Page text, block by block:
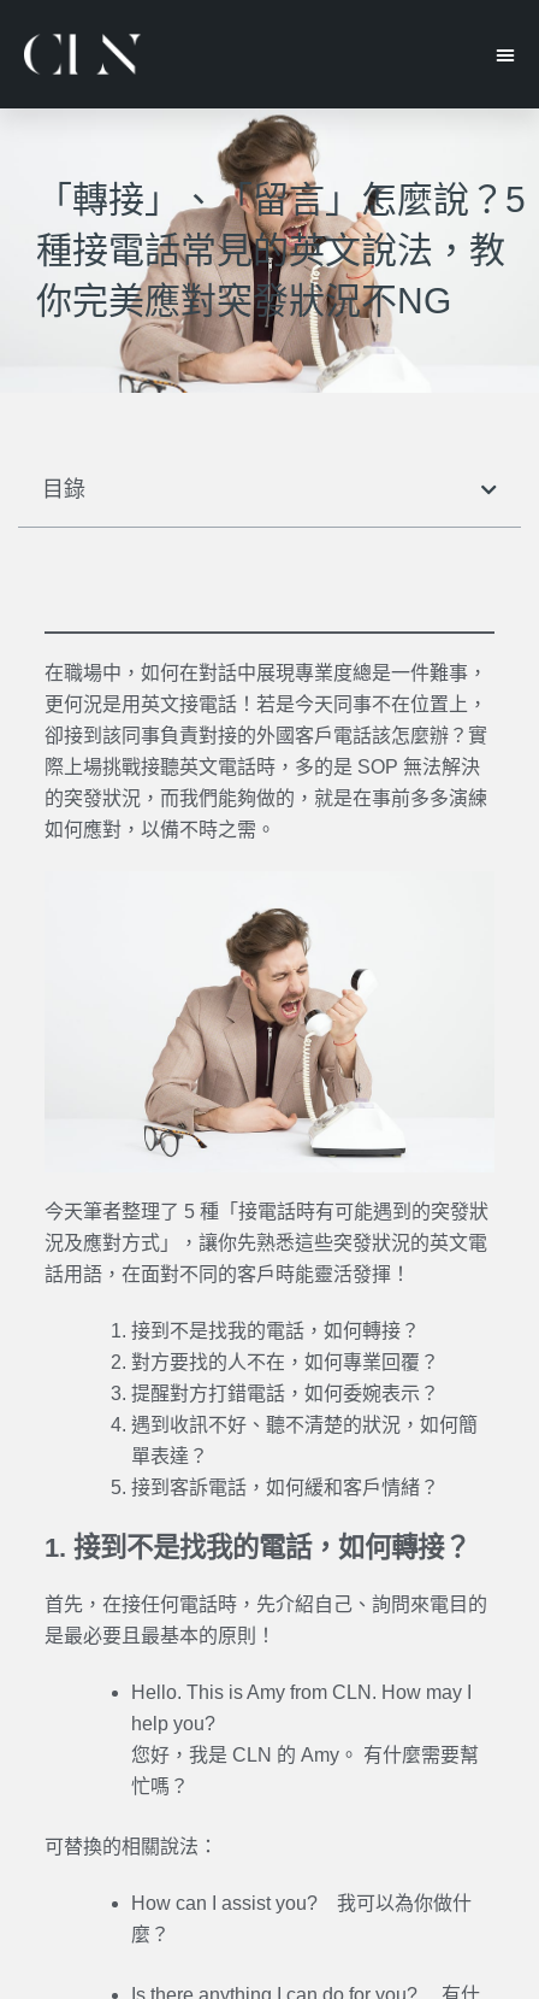
「轉接」、「留言」怎麼說？5
種接電話常見的英文說法，教
你完美應對突發狀況不NG
目錄
在職場中，如何在對話中展現專業度總是一件難事，
更何況是用英文接電話！若是今天同事不在位置上，
卻接到該同事負責對接的外國客戶電話該怎麼辦？實
際上場挑戰接聽英文電話時，多的是 SOP 無法解決
的突發狀況，而我們能夠做的，就是在事前多多演練
如何應對，以備不時之需。
今天筆者整理了 5 種「接電話時有可能遇到的突發狀
況及應對方式」，讓你先熟悉這些突發狀況的英文電
話用語，在面對不同的客戶時能靈活發揮！
接到不是找我的電話，如何轉接？
對方要找的人不在，如何專業回覆？
提醒對方打錯電話，如何委婉表示？
遇到收訊不好、聽不清楚的狀況，如何簡
單表達？
接到客訴電話，如何緩和客戶情緒？
1. 接到不是找我的電話，如何轉接？
首先，在接任何電話時，先介紹自己、詢問來電目的
是最必要且最基本的原則！
Hello. This is Amy from CLN. How may I
help you?
您好，我是 CLN 的 Amy。 有什麼需要幫
忙嗎？
可替換的相關說法：
How can I assist you? 我可以為你做什
麼？
Is there anything I can do for you? 有什